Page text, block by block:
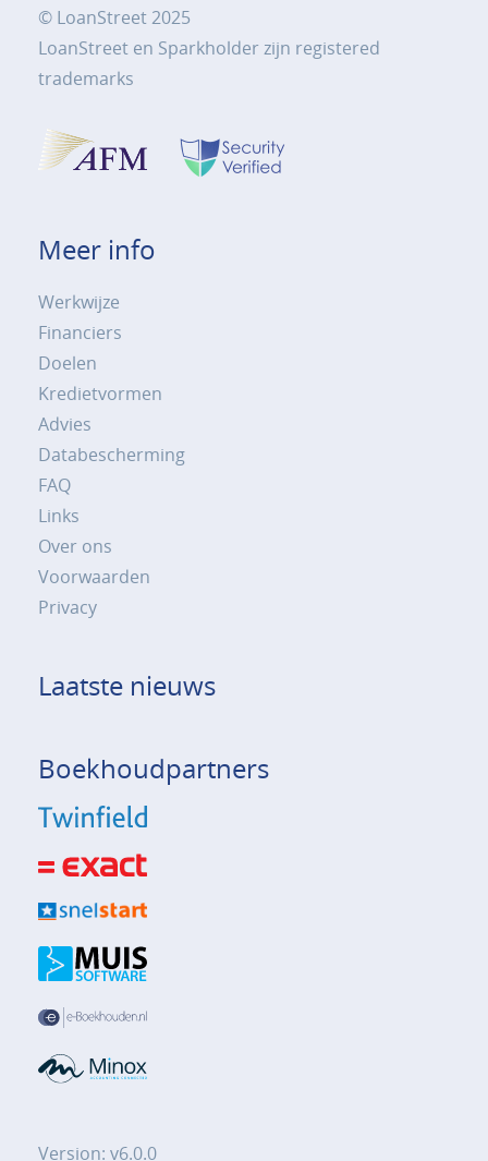
© LoanStreet 2025
LoanStreet en Sparkholder zijn registered
trademarks
Meer info
Werkwijze
Financiers
Doelen
Kredietvormen
Advies
Databescherming
FAQ
Links
Over ons
Voorwaarden
Privacy
Laatste nieuws
Boekhoudpartners
Version: v6.0.0